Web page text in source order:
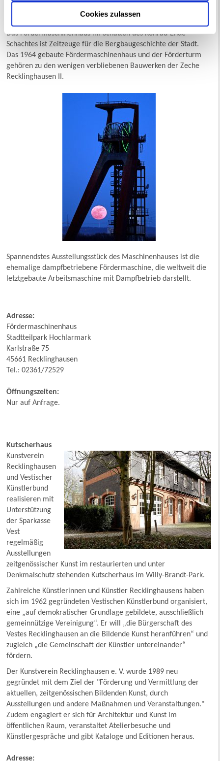
Cookies zulassen
Das Fördermaschinenhaus im Schatten des Konrad-Ende-
Schachtes ist Zeitzeuge für die Bergbaugeschichte der Stadt.
Das 1964 gebaute Fördermaschinenhaus und der Förderturm
gehören zu den wenigen verbliebenen Bauwerken der Zeche
Recklinghausen II.
Spannendstes Ausstellungsstück des Maschinenhauses ist die
ehemalige dampfbetriebene Fördermaschine, die weltweit die
letztgebaute Arbeitsmaschine mit Dampfbetrieb darstellt.
Adresse:
Fördermaschinenhaus
Stadtteilpark Hochlarmark
Karlstraße 75
45661 Recklinghausen
Tel.: 02361/72529
Öffnungszeiten:
Nur auf Anfrage.
Kutscherhaus
Kunstverein
Recklinghausen
und Vestischer
Künstlerbund
realisieren mit
Unterstützung
der Sparkasse
Vest
regelmäßig
Ausstellungen
zeitgenössischer Kunst im restaurierten und unter
Denkmalschutz stehenden Kutscherhaus im Willy-Brandt-Park.
Zahlreiche Künstlerinnen und Künstler Recklinghausens haben
sich im 1962 gegründeten Vestischen Künstlerbund organisiert,
eine „auf demokratischer Grundlage gebildete, ausschließlich
gemeinnützige Vereinigung“. Er will „die Bürgerschaft des
Vestes Recklinghausen an die Bildende Kunst heranführen“ und
zugleich „die Gemeinschaft der Künstler untereinander“
fördern.
Der Kunstverein Recklinghausen e. V. wurde 1989 neu
gegründet mit dem Ziel der "Förderung und Vermittlung der
aktuellen, zeitgenössischen Bildenden Kunst, durch
Ausstellungen und andere Maßnahmen und Veranstaltungen."
Zudem engagiert er sich für Architektur und Kunst im
öffentlichen Raum, veranstaltet Atelierbesuche und
Künstlergespräche und gibt Kataloge und Editionen heraus.
Adresse: